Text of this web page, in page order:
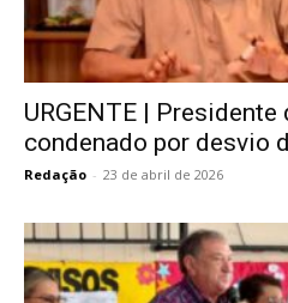
URGENTE | Presidente
condenado por desvio
Redação - 23 de abril de 2026